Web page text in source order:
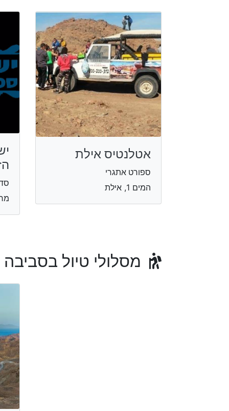
אטלנטיס אילת
ספורט אתגרי
המים 1, אילת
מסלולי טיול בסביבה